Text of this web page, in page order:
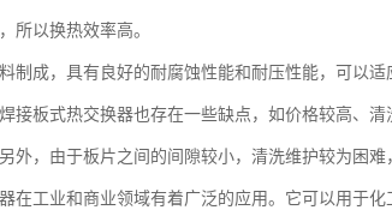
所以换热效率高。
制成，具有良好的耐腐蚀性能和耐压性能，可以
接板式热交换器也存在一些缺点，如价格较高、
外，由于板片之间的间隙较小，清洗维护较为困难
在工业和商业领域有着广泛的应用。它可以用于